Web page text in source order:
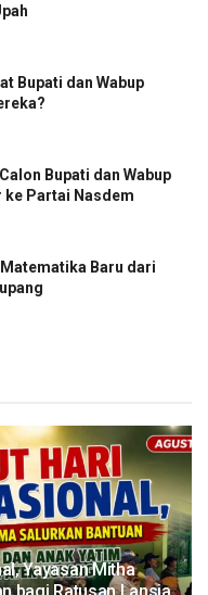
Bupati dan Wabup
Bupati dan Wabup
ke Partai Nasdem
Baru dari
Yayasan Mitha
bagi Ratusan Lansia